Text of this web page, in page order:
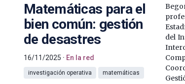
Matemáticas para el
bien común: gestión
de desastres
16/11/2025 En la red
investigación operativa matemáticas
del